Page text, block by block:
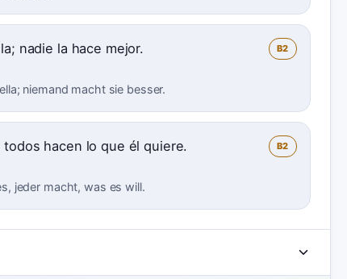
nadie la hace mejor. B2
niemand macht sie besser.
hacen lo que él quiere. B2
jeder macht, was es will.